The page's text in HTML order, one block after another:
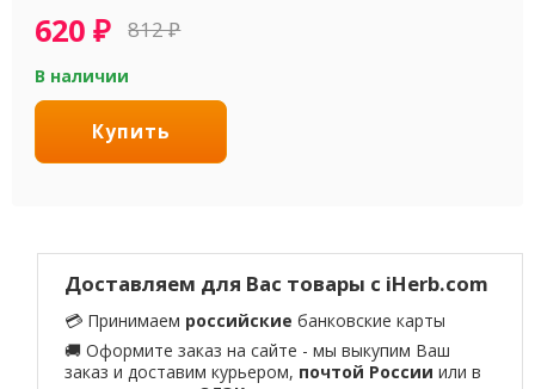
620₽ 812₽
В наличии
Купить
Доставляем для Вас товары с iHerb.com
💳 Принимаем российские банковские карты
🚚 Оформите заказ на сайте - мы выкупим Ваш
заказ и доставим курьером, почтой России или в